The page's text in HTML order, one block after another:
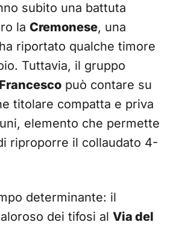
subito una battuta
la Cremonese, una
riportato qualche timore
Tuttavia, il gruppo
può contare su
titolare compatta e priva
elemento che permette
riproporre il collaudato 4-
determinante: il
dei tifosi al Via del